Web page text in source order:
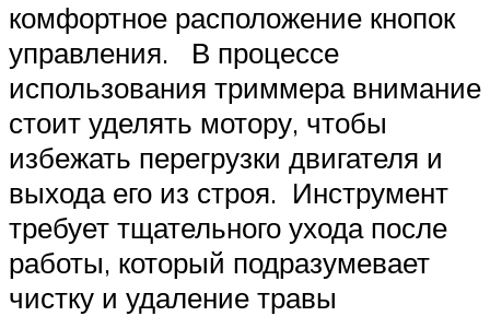
комфортное расположение кнопок
управления. В процессе
использования триммера внимание
стоит уделять мотору, чтобы
избежать перегрузки двигателя и
выхода его из строя. Инструмент
требует тщательного ухода после
работы, который подразумевает
чистку и удаление травы